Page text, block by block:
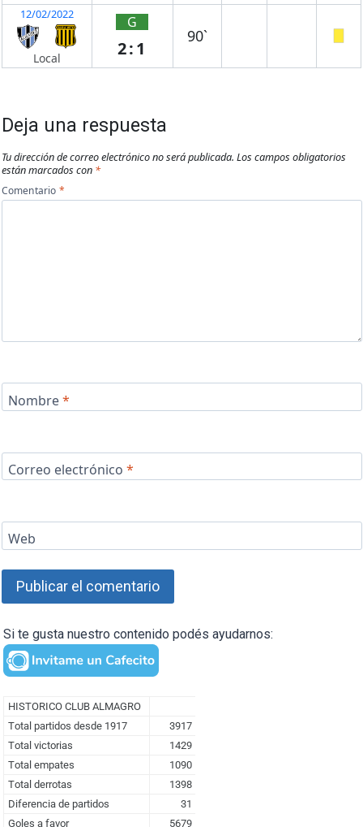
12/02/2022
Local
G
2:1
90`
Deja una respuesta
Tu dirección de correo electrónico no será publicada. Los campos obligatorios
están marcados con *
Comentario *
Nombre*
Correo electrónico *
Web
Si te gusta nuestro contenido podés ayudarnos: